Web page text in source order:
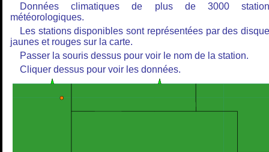
Données climatiques de plus de 3000
météorologiques.
Les stations disponibles sont représentées par des
jaunes et rouges sur la carte.
Passer la souris dessus pour voir le nom de la station.
Cliquer dessus pour voir les données.